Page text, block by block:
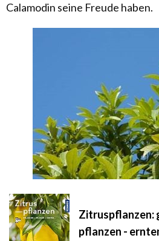
Calamodin seine Freude haben.
Zitruspflanzen:
pflanzen -